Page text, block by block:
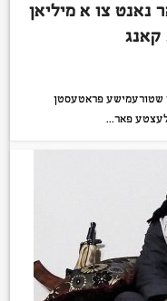
נאנט צו א מיליאן
קאנג
שטורעמישע פראטעסטן
פאר...